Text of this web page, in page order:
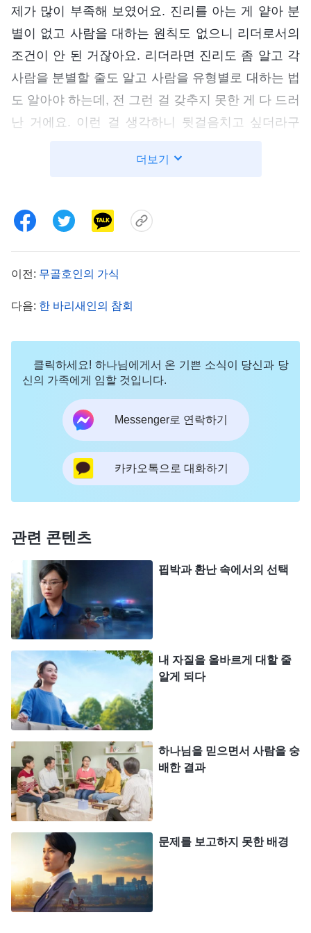
제가 많이 부족해 보였어요. 진리를 아는 게 얕아 분
별이 없고 사람을 대하는 원칙도 없으니 리더로서의
조건이 안 된 거잖아요. 리더라면 진리도 좀 알고 각
사람을 분별할 줄도 알고 사람을 유형별로 대하는 법
도 알아야 하는데, 전 그런 걸 갖추지 못한 게 다 드러
난 거에요. 이런 걸 생각하니 뒷걸음치고 싶더라구
기고 난관에도 부딪히니 이 본분은 너무 힘들고 어렵
서 생각했죠. ‘리더들 중에서 내가 제일 부족하겠지?
처음부터 문제가 생기니 리더가 날 알아봤을 거야.
분량이 작고 자질 없고 분별도 없고 양성 가치가 없
다고 볼 거야. 형제자매들은 또 어떻게 볼까? 분별력
이 하나도 없는 사람이라서 리더를 잘 못 뽑았다 하
들 것 같았어요. 그래서 이성적으로 빨리 사직을 하
는 게 낫지 않나 생각했죠. 근데 또 그렇게 하는 것도
마음에 걸리더라구요. 이 사명을 받게 됐을 땐 기도
하면서 다짐까지 했는데, 갑자기 관두겠다고 하는 건
제 책임을 팽개치는 거잖아요? 그날 밤, 하나님께 제
어려움을 고백하고 제 자신을 알고 이 상황을 어떻게
겪어야 할지 이끌어 달라고 기도했죠.
관한 말씀을 봤는데, 많은 걸 느꼈어요. 『
지 않았고, 염두에 두지도 않았다. 또 그는 사람들이
자신의 신분을 어떻게 보는지 신경도 쓰지 않았으며,
자신의 행동이 자기 신분에 어떤 부정적인 영향을 미
칠지 대해서도 개의치 않았다. 그는 지위의 복을 탐
하지 않았고, 지위와 신분이 가져다주는 후광을 즐기
지도 않았다. 욥의 관심사는 오직 여호와 하나님의
눈에 비치는 자신의 가치와 삶의 의미가 무엇인지에
만 집중되어 있었다. 욥의 본모습이 바로 그의 본질
이다. 그는 명리를 좋아하지 않았고, 명리를 위해 살
지 않았다. 또한, 그는 진실하고 순박하며 위선적이
지 않았다.』(＜말씀ㆍ2권 하나님을 알아 가는 것에 관
하여ㆍ하나님의 사역과 하나님의 성품, 하나님 자신 2＞ 중
이 말씀에서 알게 됐는데, 욥은 동방에서 가장
큰 자로 불리는 지위가 높은 사람인데도 다른 사람들
의 평가나 시선을 신경 쓰지 않은 거에요. 시련이 닥
치고 온몸에 종기가 나서 잿더미에 앉아 기와 조각으
더보기
이전: 무골호인의 가식
다음: 한 바리새인의 참회
클릭하세요! 하나님에게서 온 기쁜 소식이 당신과 당
신의 가족에게 임할 것입니다.
Messenger로 연락하기
카카오톡으로 대화하기
관련 콘텐츠
핍박과 환난 속에서의 선택
내 자질을 올바르게 대할 줄
알게 되다
하나님을 믿으면서 사람을 숭
배한 결과
문제를 보고하지 못한 배경